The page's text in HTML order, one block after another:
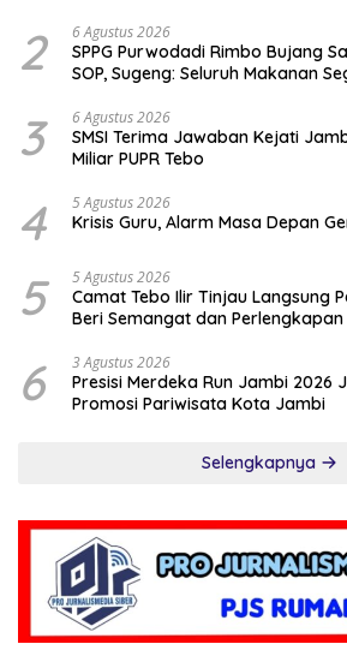
2 6 Agustus 2026
SPPG Purwodadi Rimbo Bujang
SOP, Sugeng: Seluruh Makanan
3 6 Agustus 2026
SMSI Terima Jawaban Kejati
Miliar PUPR Tebo
4 5 Agustus 2026
Krisis Guru, Alarm Masa Depan
5 5 Agustus 2026
Camat Tebo Ilir Tinjau Langsung
Beri Semangat dan
6 3 Agustus 2026
Presisi Merdeka Run Jambi 2026
Promosi Pariwisata Kota Jambi
Selengkapnya